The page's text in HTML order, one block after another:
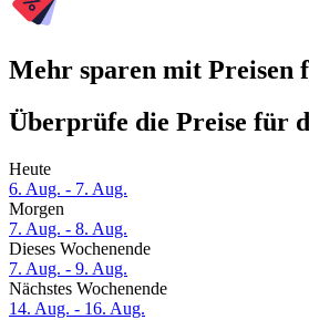
Mehr sparen mit
Überprüfe die Preise für
Heute
6. Aug. - 7. Aug.
Morgen
7. Aug. - 8. Aug.
Dieses Wochenende
7. Aug. - 9. Aug.
Nächstes Wochenende
14. Aug. - 16. Aug.